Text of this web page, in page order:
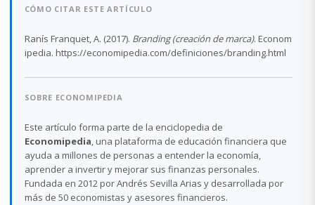
CÓMO CITAR ESTE ARTÍCULO
Ranís Franquet, A. (2017). Branding (creación de marca). Econom
ipedia. https://economipedia.com/definiciones/branding.html
SOBRE ECONOMIPEDIA
Este artículo forma parte de la enciclopedia de
Economipedia, una plataforma de educación financiera que
ayuda a millones de personas a entender la economía,
aprender a invertir y mejorar sus finanzas personales.
Fundada en 2012 por Andrés Sevilla Arias y desarrollada por
más de 50 economistas y asesores financieros.